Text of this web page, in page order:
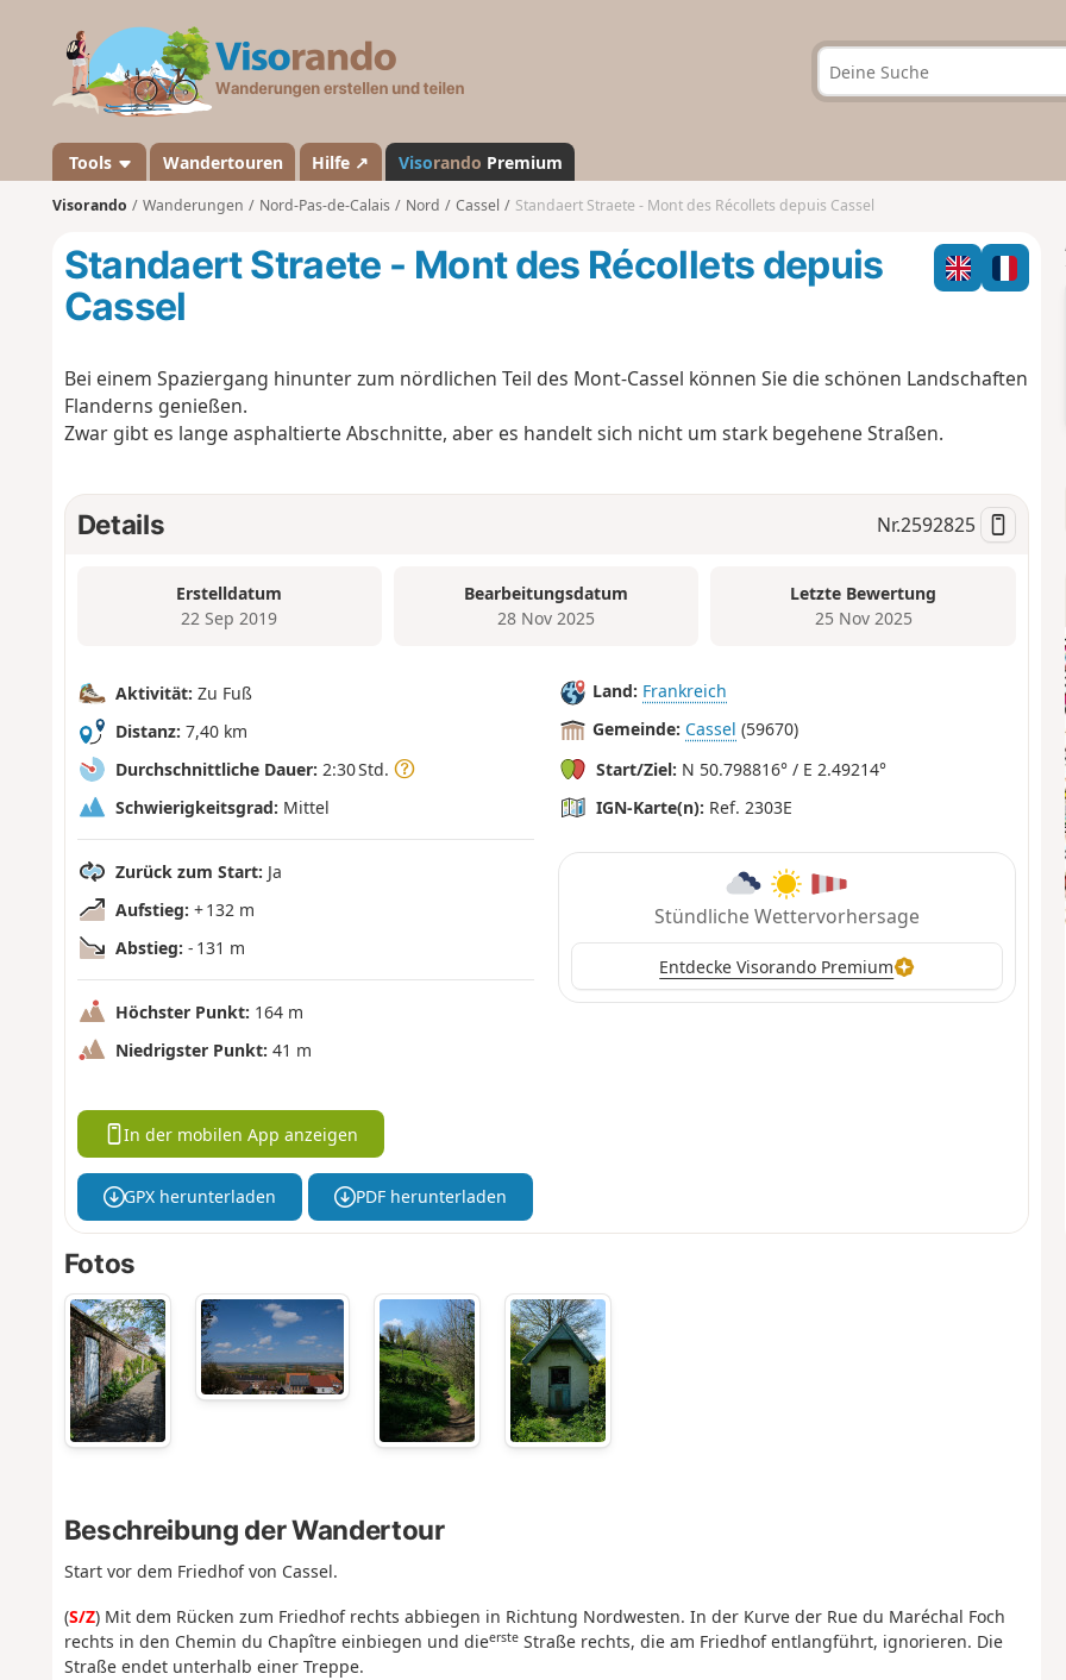
a
n
d
Tools Wandertouren Hilfe ↗ Visorando Premium
Visorando Wanderungen Nord-Pas-de-Calais Nord Cassel Standaert Straete - Mont des Récollets depuis Cassel
Standaert Straete - Mont des Récollets depuis
Cassel
Bei einem Spaziergang hinunter zum nördlichen Teil des Mont-Cassel können Sie die schönen Landschaften
Flanderns genießen.
Zwar gibt es lange asphaltierte Abschnitte, aber es handelt sich nicht um stark begehene Straßen.
Details Nr.2592825
Erstelldatum
22 Sep 2019
Bearbeitungsdatum
28 Nov 2025
Letzte Bewertung
25 Nov 2025
Aktivität: Zu Fuß
Distanz: 7,40 km
Durchschnittliche Dauer: 2:30 Std.
Schwierigkeitsgrad: Mittel
Zurück zum Start: Ja
Aufstieg: + 132 m
Abstieg: - 131 m
Höchster Punkt: 164 m
Niedrigster Punkt: 41 m
Land: Frankreich
Gemeinde: Cassel (59670)
Start/Ziel: N 50.798816° / E 2.49214°
IGN-Karte(n): Ref. 2303E
Stündliche Wettervorhersage
Entdecke Visorando Premium
In der mobilen App anzeigen
GPX herunterladen PDF herunterladen
Fotos
Beschreibung der Wandertour
Start vor dem Friedhof von Cassel.
(S/Z) Mit dem Rücken zum Friedhof rechts abbiegen in Richtung Nordwesten. In der Kurve der Rue du Maréchal Foch
rechts in den Chemin du Chapître einbiegen und dieersteStraße rechts, die am Friedhof entlangführt, ignorieren. Die
Straße endet unterhalb einer Treppe.